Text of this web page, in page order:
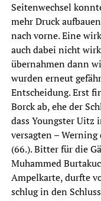
Seitenwechsel
mehr Druck
nach vorne. Eine
auch dabei nicht
übernahmen dann
wurden erneut
Entscheidung. Erst
Borck ab, ehe der
dass Youngster Uitz
versagten –
(66.). Bitter für die
Muhammed
Ampelkarte, durfte
schlug in den